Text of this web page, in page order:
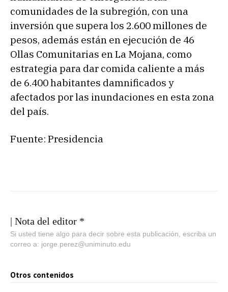
comunidades de la subregión, con una
inversión que supera los 2.600 millones de
pesos, además están en ejecución de 46
Ollas Comunitarias en La Mojana, como
estrategia para dar comida caliente a más
de 6.400 habitantes damnificados y
afectados por las inundaciones en esta zona
del país.
Fuente: Presidencia
| Nota del editor *
Si usted tiene algo para decir sobre esta publicación, escriba un
correo a: jorge.perez@uniminuto.edu
Otros contenidos